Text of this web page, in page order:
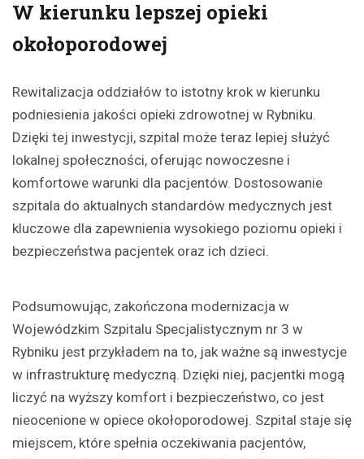
W kierunku lepszej opieki
okołoporodowej
Rewitalizacja oddziałów to istotny krok w kierunku
podniesienia jakości opieki zdrowotnej w Rybniku.
Dzięki tej inwestycji, szpital może teraz lepiej służyć
lokalnej społeczności, oferując nowoczesne i
komfortowe warunki dla pacjentów. Dostosowanie
szpitala do aktualnych standardów medycznych jest
kluczowe dla zapewnienia wysokiego poziomu opieki i
bezpieczeństwa pacjentek oraz ich dzieci.
Podsumowując, zakończona modernizacja w
Wojewódzkim Szpitalu Specjalistycznym nr 3 w
Rybniku jest przykładem na to, jak ważne są inwestycje
w infrastrukturę medyczną. Dzięki niej, pacjentki mogą
liczyć na wyższy komfort i bezpieczeństwo, co jest
nieocenione w opiece okołoporodowej. Szpital staje się
miejscem, które spełnia oczekiwania pacjentów,